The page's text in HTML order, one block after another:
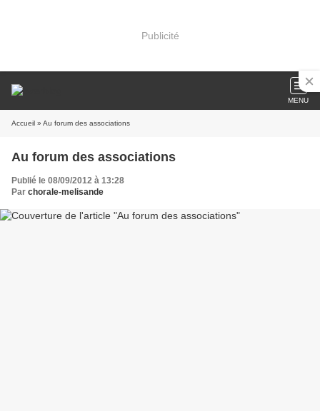
Publicité
MENU
Accueil » Au forum des associations
Au forum des associations
Publié le 08/09/2012 à 13:28
Par chorale-melisande